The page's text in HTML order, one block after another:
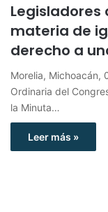
materia de
derecho a
Morelia, Michoacán,
Ordinaria del
la Minuta…
Leer más »